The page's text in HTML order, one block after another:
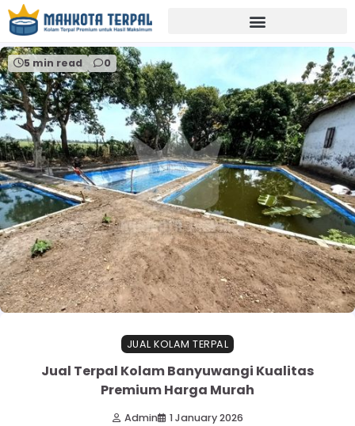
Home distributor terpal banyuwangi
5 min read 0
JUAL KOLAM TERPAL
Jual Terpal Kolam Banyuwangi Kualitas
Premium Harga Murah
Admin 1 January 2026